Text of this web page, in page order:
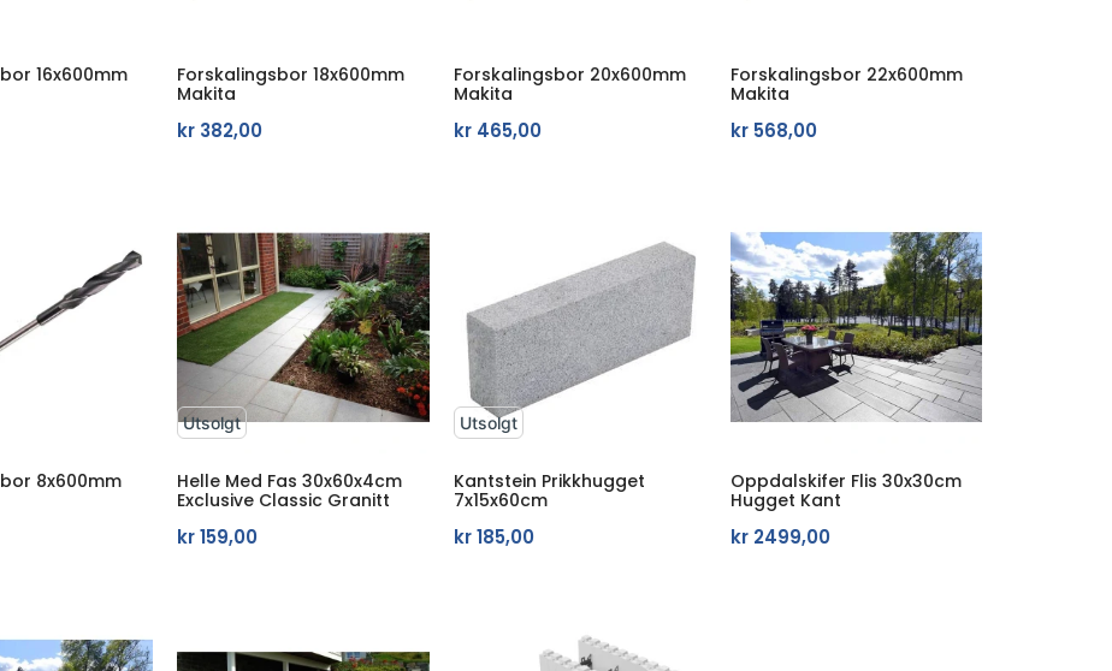
16x600mm
Forskalingsbor 18x600mm
Makita
kr 382,00
Forskalingsbor 20x600mm
Makita
kr465,00
Forskalingsbor 22x600mm
Makita
kr568,00
8x600mm
Helle Med Fas 30x60x4cm
Exclusive Classic Granitt
kr159,00
Utsolgt
Kantstein Prikkhugget
7x15x60cm
kr185,00
Utsolgt
Oppdalskifer Flis 30x30cm
Hugget Kant
kr2499,00